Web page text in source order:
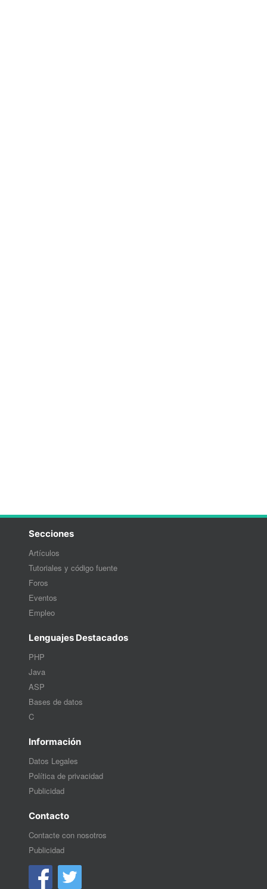
Secciones
Artículos
Tutoriales y código fuente
Foros
Eventos
Empleo
Lenguajes Destacados
PHP
Java
ASP
Bases de datos
C
Información
Datos Legales
Política de privacidad
Publicidad
Contacto
Contacte con nosotros
Publicidad